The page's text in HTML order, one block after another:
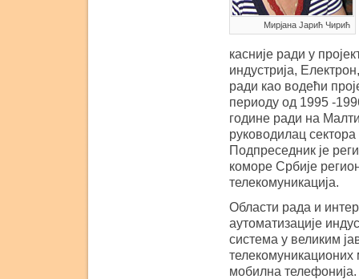
Мирјана Јарић Чирић
касније ради у
индустрија,
ради као водећи
периоду од 1995 -
године ради на
руководилац
Подпреседник је
коморе Србије
телекомуникација.
Области рада и
аутоматизације
система у великим
мобилна телефонија.